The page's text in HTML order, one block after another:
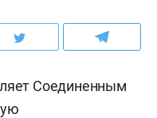
Соединенным